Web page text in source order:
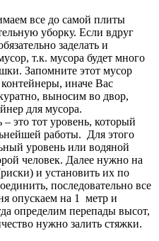
все до самой плиты
уборку. Если вдруг
заделать и
т.к. мусора будет много
Запомните этот мусор
иначе Вас
выносим во двор,
для мусора.
это тот уровень, который
работы. Для этого
уровень или водяной
человек. Далее нужно на
и установить их по
последовательно все
опускаем на 1 метр и
определим перепады высот,
нужно залить стяжки.